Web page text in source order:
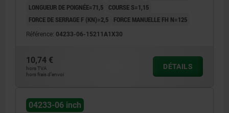
LONGUEUR DE POIGNÉE=71,5
COURSE S=1,15
FORCE DE SERRAGE F (KN)=2,5
FORCE MANUELLE FH N=125
Référence: 04233-06-15211A1X30
10,74 €
hors TVA
hors frais d’envoi
DÉTAILS
04233-06 inch